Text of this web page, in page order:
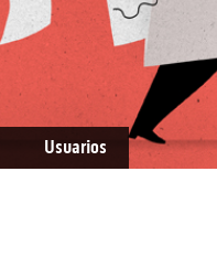
Usuarios